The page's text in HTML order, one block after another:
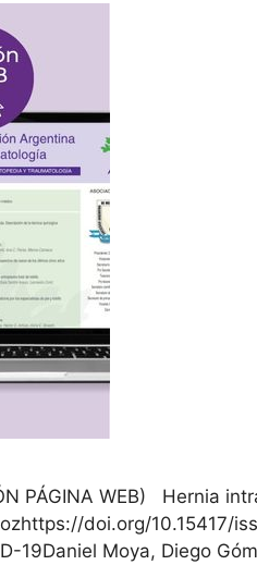
PÁGINA WEB) Hernia
doi.org/
Moya, Diego